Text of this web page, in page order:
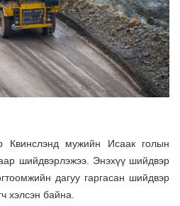
Квинслэнд мужийн Исаак голын
шийдвэрлэжээ. Энэхүү шийдвэр
дагуу гаргасан шийдвэр
хэлсэн байна.